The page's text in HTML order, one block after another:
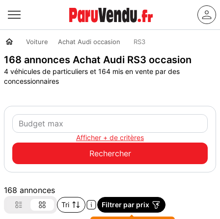
Voiture Achat Audi occasion RS3
168 annonces Achat Audi RS3 occasion
4 véhicules de particuliers et 164 mis en vente par des
concessionnaires
Afficher + de critères
168 annonces
Tri Filtrer par prix